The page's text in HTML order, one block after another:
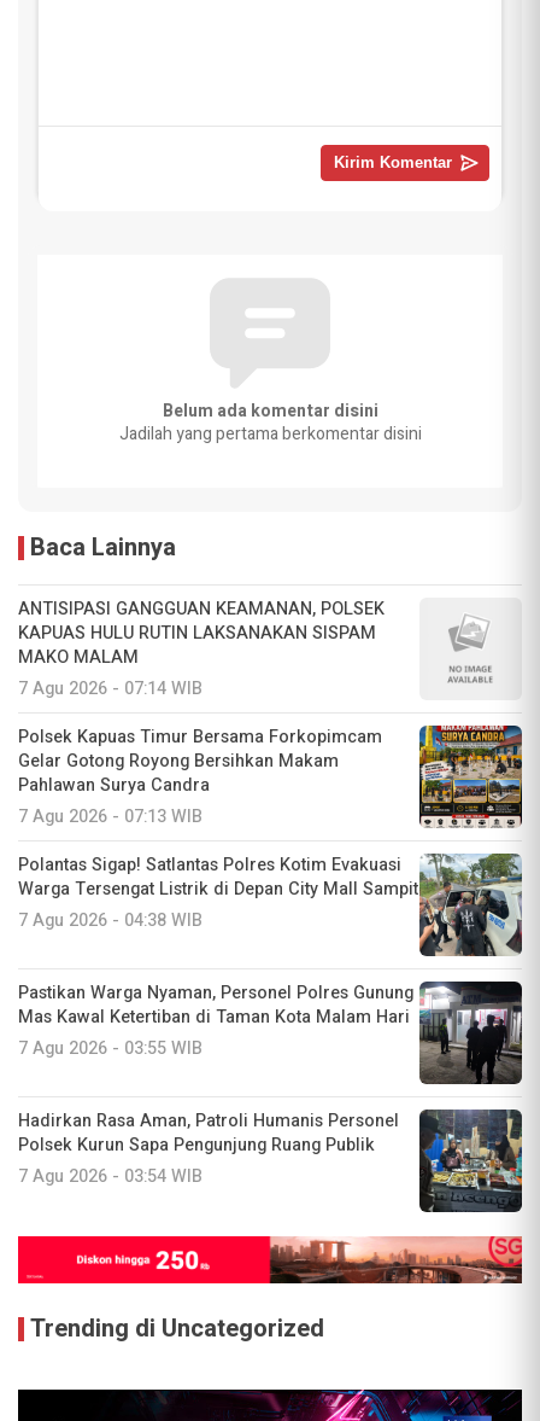
Belum ada komentar disini
Jadilah yang pertama berkomentar disini
Baca Lainnya
ANTISIPASI GANGGUAN KEAMANAN, POLSEK
KAPUAS HULU RUTIN LAKSANAKAN SISPAM
MAKO MALAM
7 Agu 2026 - 07:14 WIB
Polsek Kapuas Timur Bersama Forkopimcam
Gelar Gotong Royong Bersihkan Makam
Pahlawan Surya Candra
7 Agu 2026 - 07:13 WIB
Polantas Sigap! Satlantas Polres Kotim Evakuasi
Warga Tersengat Listrik di Depan City Mall Sampit
7 Agu 2026 - 04:38 WIB
Pastikan Warga Nyaman, Personel Polres Gunung
Mas Kawal Ketertiban di Taman Kota Malam Hari
7 Agu 2026 - 03:55 WIB
Hadirkan Rasa Aman, Patroli Humanis Personel
Polsek Kurun Sapa Pengunjung Ruang Publik
7 Agu 2026 - 03:54 WIB
Trending di Uncategorized